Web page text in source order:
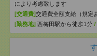
により考慮致します
[交通費]交通費全額支給（規定
[勤務地] 西梅田駅から徒歩1分 /